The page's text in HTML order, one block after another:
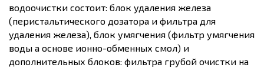
водоочистки состоит: блок удаления железа
(перистальтического дозатора и фильтра для
удаления железа), блок умягчения (фильтр умягчения
воды а основе ионно-обменных смол) и
дополнительных блоков: фильтра грубой очистки на